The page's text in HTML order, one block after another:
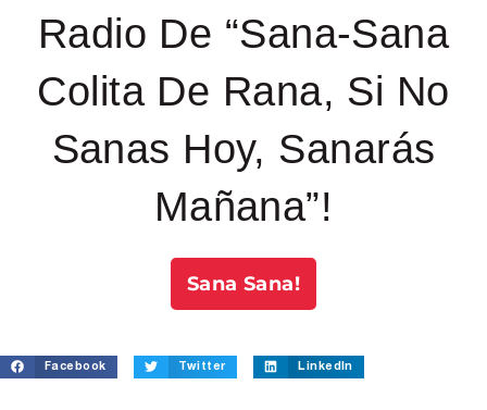
Radio De “Sana-Sana
Colita De Rana, Si No
Sanas Hoy, Sanarás
Mañana”!
Sana Sana!
Facebook Twitter LinkedIn